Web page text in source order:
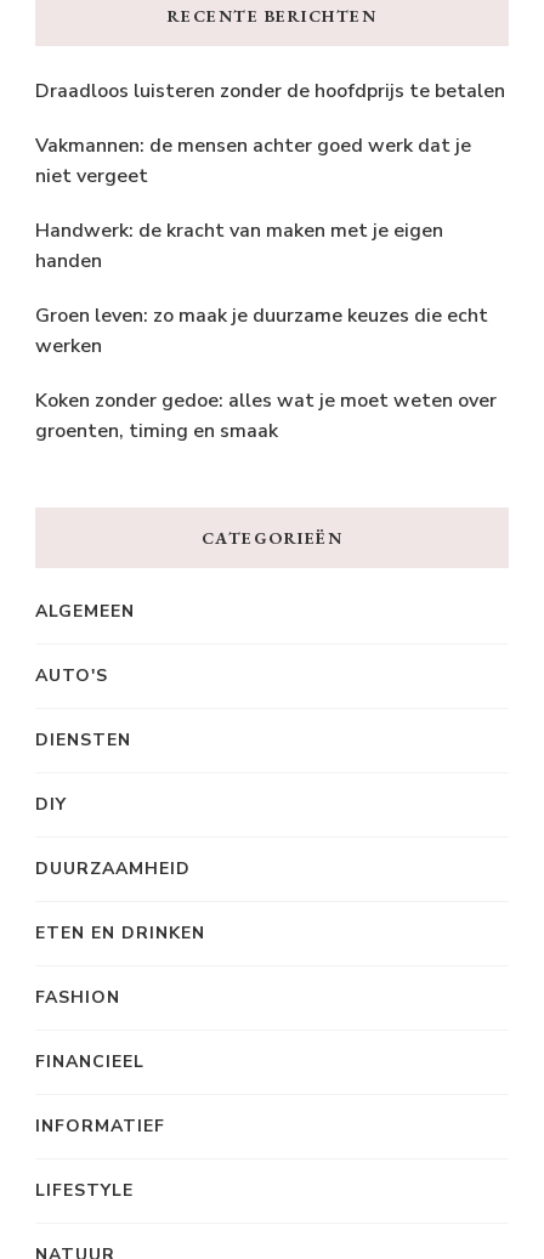
RECENTE BERICHTEN
Draadloos luisteren zonder de hoofdprijs te betalen
Vakmannen: de mensen achter goed werk dat je
niet vergeet
Handwerk: de kracht van maken met je eigen
handen
Groen leven: zo maak je duurzame keuzes die echt
werken
Koken zonder gedoe: alles wat je moet weten over
groenten, timing en smaak
CATEGORIEËN
ALGEMEEN
AUTO'S
DIENSTEN
DIY
DUURZAAMHEID
ETEN EN DRINKEN
FASHION
FINANCIEEL
INFORMATIEF
LIFESTYLE